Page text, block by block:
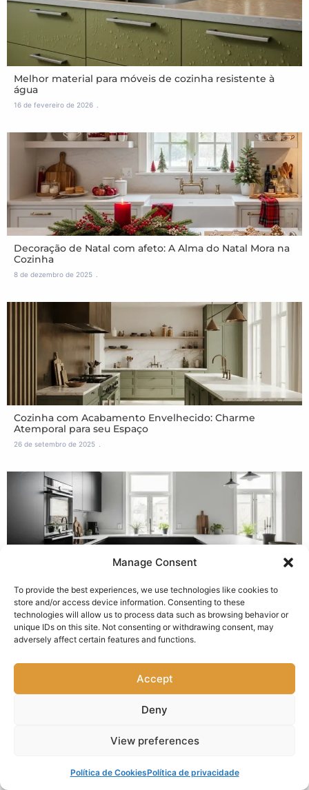
Manage Consent
To provide the best experiences, we use technologies like cookies to
store and/or access device information. Consenting to these
technologies will allow us to process data such as browsing behavior or
unique IDs on this site. Not consenting or withdrawing consent, may
adversely affect certain features and functions.
Accept
Deny
View preferences
Política de CookiesPolítica de privacidade
Melhor material para móveis de cozinha resistente à
água
16 de fevereiro de 2026
Decoração de Natal com afeto: A Alma do Natal Mora na
Cozinha
8 de dezembro de 2025
Cozinha com Acabamento Envelhecido: Charme
Atemporal para seu Espaço
26 de setembro de 2025
Cozinha Fosca Vantagens e Desvantagens em Detalhe
26 de setembro de 2025
Bancada de Cozinha Organizada: Nichos Funcionais para
26 de setembro de 2025